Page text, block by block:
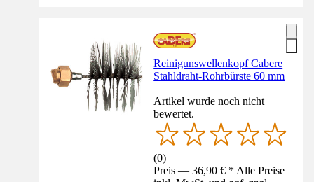
Reinigunswellenkopf Cabere
Stahldraht-Rohrbürste 60 mm
Artikel wurde noch nicht
bewertet.
(0)
Preis — 36,90 € * Alle Preise